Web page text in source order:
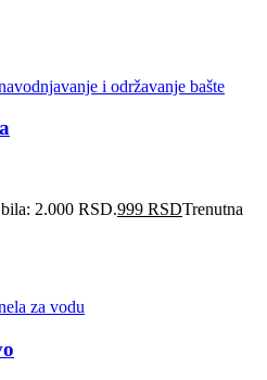
2.000 RSD.999 RSDTrenutna